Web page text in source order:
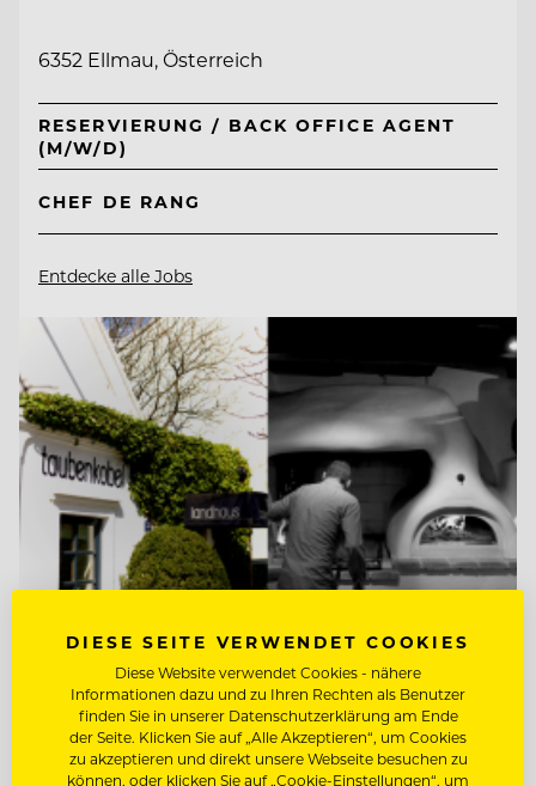
6352 Ellmau, Österreich
RESERVIERUNG / BACK OFFICE AGENT
(M/W/D)
CHEF DE RANG
Entdecke alle Jobs
TOP ARBEITGEBER
Taubenkobel
DIESE SEITE VERWENDET COOKIES
Diese Website verwendet Cookies - nähere
Informationen dazu und zu Ihren Rechten als Benutzer
finden Sie in unserer Datenschutzerklärung am Ende
der Seite. Klicken Sie auf „Alle Akzeptieren“, um Cookies
zu akzeptieren und direkt unsere Webseite besuchen zu
können, oder klicken Sie auf „Cookie-Einstellungen“, um